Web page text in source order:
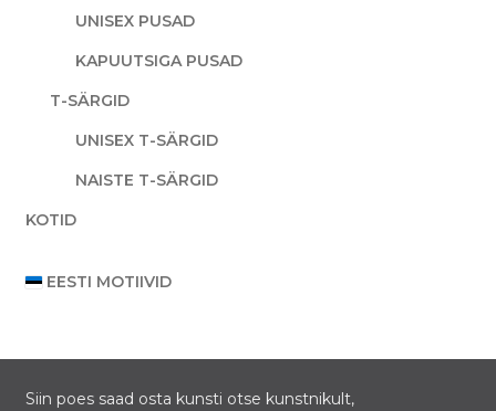
UNISEX PUSAD
KAPUUTSIGA PUSAD
T-SÄRGID
UNISEX T-SÄRGID
NAISTE T-SÄRGID
KOTID
EESTI MOTIIVID
Siin poes saad osta kunsti otse kunstnikult,